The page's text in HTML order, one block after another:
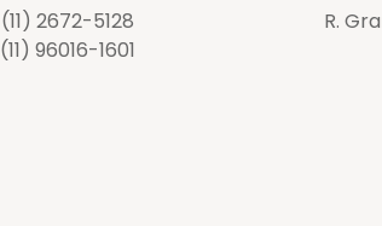
(11) 2672-5128
(11) 96016-1601
R.